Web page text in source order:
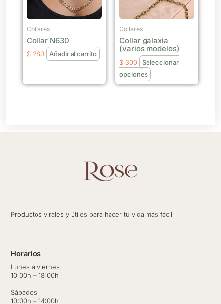
Collares
Collar N630
$ 280 Añadir al carrito
Collares
Collar galaxia
(varios modelos)
$ 300
Seleccionar
opciones
Las
opciones
pueden
elegir
en
página
Productos virales y útiles para hacer tu vida más fácil
Horarios
Lunes a viernes
10:00h – 18:00h
Sábados
10:00h – 14:00h